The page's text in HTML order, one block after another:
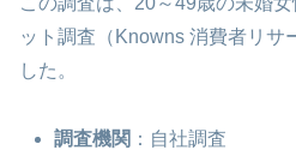
ット調査（Knowns 消費者リサ
した。
調査機関 ：自社調査